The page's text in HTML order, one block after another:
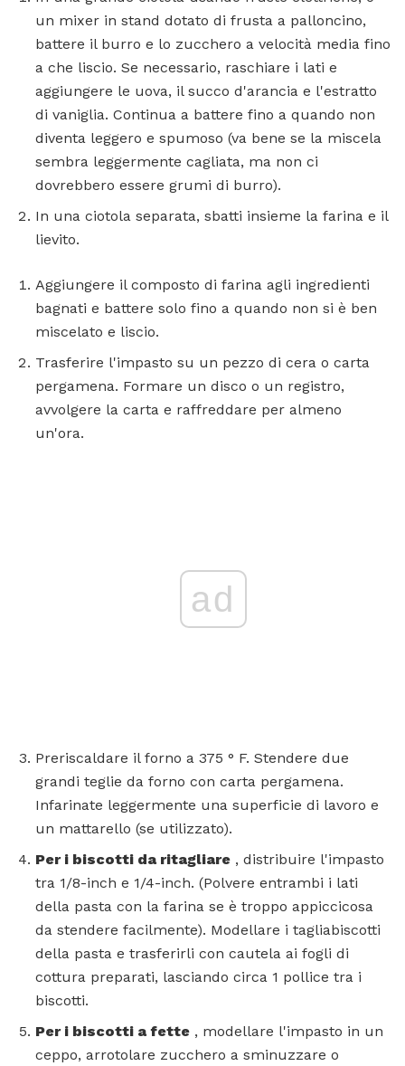
un mixer in stand dotato di frusta a palloncino,
battere il burro e lo zucchero a velocità media fino
a che liscio. Se necessario, raschiare i lati e
aggiungere le uova, il succo d'arancia e l'estratto
di vaniglia. Continua a battere fino a quando non
diventa leggero e spumoso (va bene se la miscela
sembra leggermente cagliata, ma non ci
dovrebbero essere grumi di burro).
In una ciotola separata, sbatti insieme la farina e il
lievito.
Aggiungere il composto di farina agli ingredienti
bagnati e battere solo fino a quando non si è ben
miscelato e liscio.
Trasferire l'impasto su un pezzo di cera o carta
pergamena. Formare un disco o un registro,
avvolgere la carta e raffreddare per almeno
un'ora.
ad
Preriscaldare il forno a 375 ° F. Stendere due
grandi teglie da forno con carta pergamena.
Infarinate leggermente una superficie di lavoro e
un mattarello (se utilizzato).
Per i biscotti da ritagliare , distribuire l'impasto
tra 1/8-inch e 1/4-inch. (Polvere entrambi i lati
della pasta con la farina se è troppo appiccicosa
da stendere facilmente). Modellare i tagliabiscotti
della pasta e trasferirli con cautela ai fogli di
cottura preparati, lasciando circa 1 pollice tra i
biscotti.
Per i biscotti a fette , modellare l'impasto in un
ceppo, arrotolare zucchero a sminuzzare o